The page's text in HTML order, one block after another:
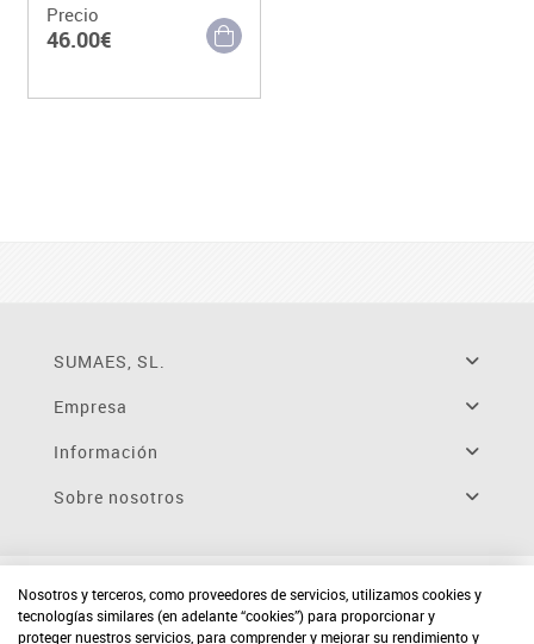
Precio
46.00€
SUMAES, SL.
Empresa
Información
Sobre nosotros
Nosotros y terceros, como proveedores de servicios, utilizamos cookies y
tecnologías similares (en adelante “cookies”) para proporcionar y
proteger nuestros servicios, para comprender y mejorar su rendimiento y